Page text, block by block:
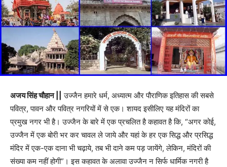
अजय सिंह चौहान ||
उज्जैन हमारे धर्म, अध्यात्म और पौराणिक इतिहास की सबसे
पवित्र, पावन और पवित्र नगरियों में से एक। शायद इसीलिए यह मंदिरों का
प्रमुख नगर भी है। उज्जैन के बारे में एक प्रचलित है कहावत है कि, “अगर कोई,
उज्जैन में एक बोरी भर कर चावल ले जाये और यहां के हर एक सिद्ध और प्रसिद्ध
मंदिर में एक-एक दाना भी चढ़ाये, तब भी दाने कम पड़ जायेंगे, लेकिन, मंदिरों की
संख्या कम नहीं होगी”। इस कहावत के अलावा उज्जैन न सिर्फ धार्मिक नगरी है